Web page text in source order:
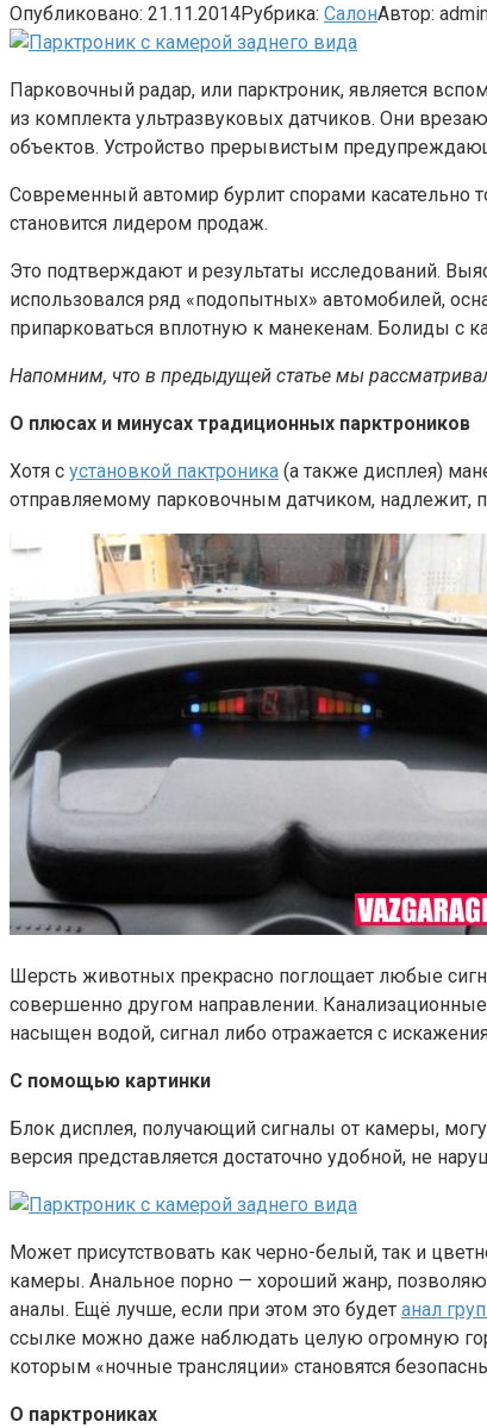
Опубликовано: 21.11.2014Рубрика: СалонАвтор:
Парковочный радар, или парктроник, является
из комплекта ультразвуковых датчиков. Они
объектов. Устройство прерывистым
Современный автомир бурлит спорами касательно
становится лидером продаж.
Это подтверждают и результаты исследований.
использовался ряд «подопытных» автомобилей,
припарковаться вплотную к манекенам. Болиды с
Напомним, что в предыдущей статье мы
О плюсах и минусах традиционных парктроников
Хотя с установкой пактроника (а также дисплея)
отправляемому парковочным датчиком, надлежит,
Шерсть животных прекрасно поглощает любые
совершенно другом направлении.
насыщен водой, сигнал либо отражается с
С помощью картинки
Блок дисплея, получающий сигналы от камеры,
версия представляется достаточно удобной, не
Может присутствовать как черно-белый, так и
камеры. Анальное порно — хороший жанр,
аналы. Ещё лучше, если при этом это будет анал
ссылке можно даже наблюдать целую огромную
которым «ночные трансляции» становятся
О парктрониках